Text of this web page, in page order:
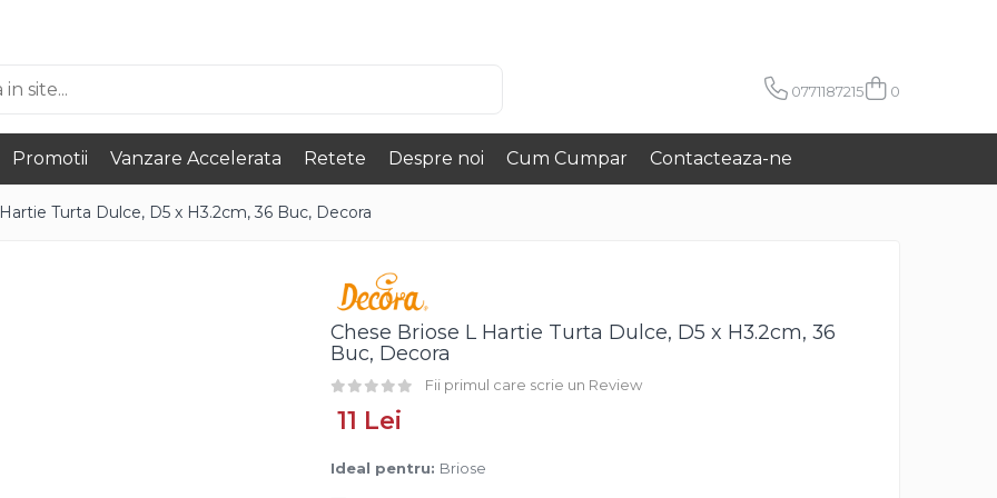
0771187215 0
Promotii Vanzare Accelerata Retete Despre noi Cum Cumpar Contacteaza-ne
Turta Dulce, D5 x H3.2cm, 36 Buc, Decora
Chese Briose L Hartie Turta Dulce, D5 x H3.2cm, 36
Buc, Decora
Fii primul care scrie un Review
11 Lei
Ideal pentru: Briose